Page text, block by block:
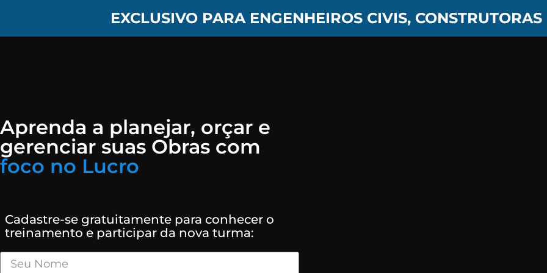
EXCLUSIVO PARA ENGENHEIROS CIVIS,
Aprenda a planejar, orçar e
gerenciar suas Obras com
foco no Lucro
Cadastre-se gratuitamente para conhecer o
treinamento e participar da nova turma: